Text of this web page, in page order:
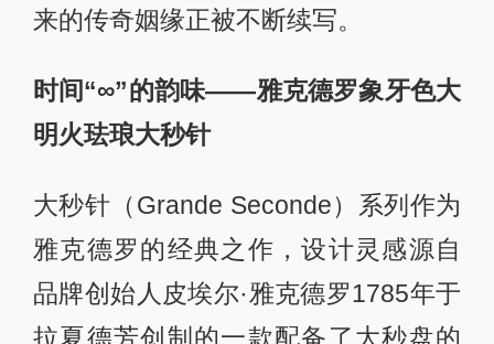
来的传奇姻缘正被不断续写。
时间“∞”的韵味——雅克德罗象牙色大
明火珐琅大秒针
大秒针（Grande Seconde）系列作为
雅克德罗的经典之作，设计灵感源自
品牌创始人皮埃尔·雅克德罗1785年于
拉夏德芳创制的一款配备了大秒盘的